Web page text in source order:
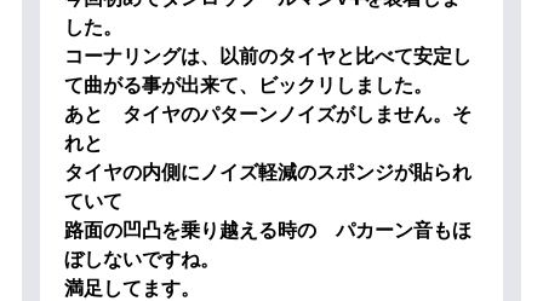
した。
コーナリングは、以前のタイヤと比べて安定し
て曲がる事が出来て、ビックリしました。
あと タイヤのパターンノイズがしません。そ
れと
タイヤの内側にノイズ軽減のスポンジが貼られ
ていて
路面の凹凸を乗り越える時の パカーン音もほ
ぼしないですね。
満足してます。